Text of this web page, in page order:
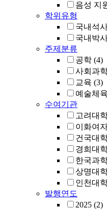
음성 지
학위유형
국내석
국내박
주제분류
공학 (4)
사회과
교육 (3)
예술체육
수여기관
고려대
이화여
건국대
경희대
한국과
상명대
인천대
발행연도
2025 (2)